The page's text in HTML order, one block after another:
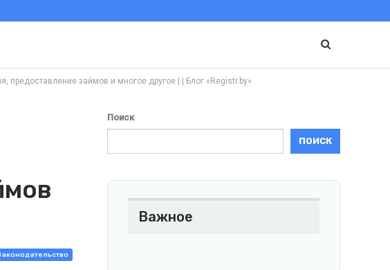
предоставление займов и многое другое | | Блог «Registr.by»
Поиск
ПОИСК
Важное